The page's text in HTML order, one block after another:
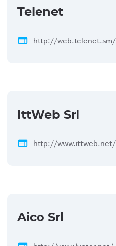
Telenet
web http://web.telenet.sm/
IttWeb Srl
web http://www.ittweb.net/
Aico Srl